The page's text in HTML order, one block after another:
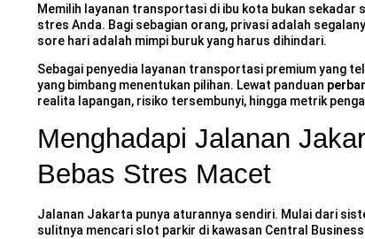
Memilih layanan transportasi di ibu kota bukan sekadar
stres Anda. Bagi sebagian orang, privasi adalah
sore hari adalah mimpi buruk yang harus dihindari.
Sebagai penyedia layanan transportasi premium yang
yang bimbang menentukan pilihan. Lewat panduan
realita lapangan, risiko tersembunyi, hingga metrik
Menghadapi Jalanan
Bebas Stres Macet
Jalanan Jakarta punya aturannya sendiri. Mulai dari
sulitnya mencari slot parkir di kawasan Central